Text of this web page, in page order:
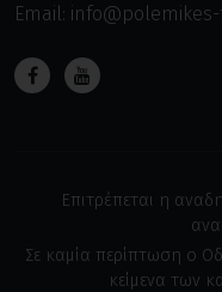
Email:
Επιτρέπεται η
Σε καμία περίπτωση ο
κείμενα των